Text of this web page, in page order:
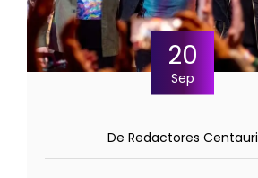
20
Sep
De Redactores Centauri